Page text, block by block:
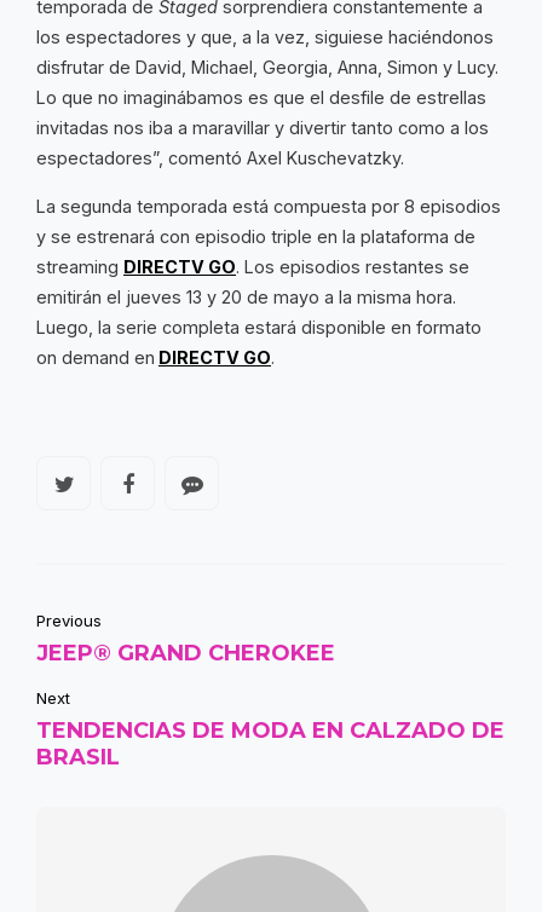
temporada de Staged sorprendiera constantemente a
los espectadores y que, a la vez, siguiese haciéndonos
disfrutar de David, Michael, Georgia, Anna, Simon y Lucy.
Lo que no imaginábamos es que el desfile de estrellas
invitadas nos iba a maravillar y divertir tanto como a los
espectadores”, comentó Axel Kuschevatzky.
La segunda temporada está compuesta por 8 episodios
y se estrenará con episodio triple en la plataforma de
streaming DIRECTV GO. Los episodios restantes se
emitirán el jueves 13 y 20 de mayo a la misma hora.
Luego, la serie completa estará disponible en formato
on demand en DIRECTV GO.
Previous
JEEP® GRAND CHEROKEE
Next
TENDENCIAS DE MODA EN CALZADO DE
BRASIL